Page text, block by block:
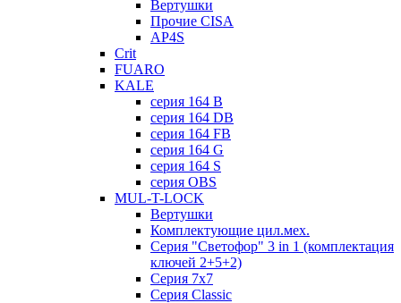
Вертушки
Прочие CISA
AP4S
Crit
FUARO
KALE
серия 164 B
серия 164 DB
серия 164 FB
серия 164 G
серия 164 S
серия OBS
MUL-T-LOCK
Вертушки
Комплектующие цил.мех.
Серия "Светофор" 3 in 1 (комплектация
ключей 2+5+2)
Серия 7х7
Серия Classic